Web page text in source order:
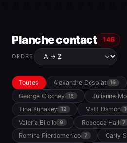
Planche contact 146
ORDRE
Toutes Alexandre Desplat 16
George Clooney 15 Julianne
Tina Kunakey 12 Matt Damon
Valeria Bilello 9 Rebecca Hall 7
Romina Pierdomenico 7 Carly